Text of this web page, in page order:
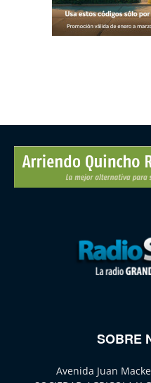
SOBRE
Avenida Juan